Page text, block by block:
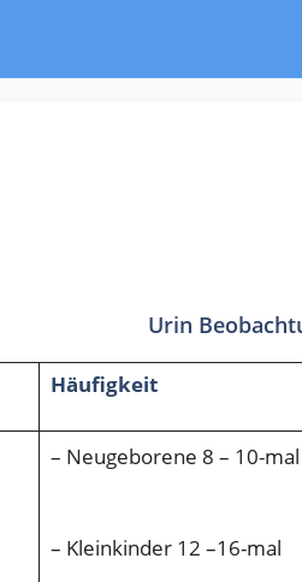
Urin
Häufigkeit
– Neugeborene 8 – 10-mal
– Kleinkinder 12 –16-mal